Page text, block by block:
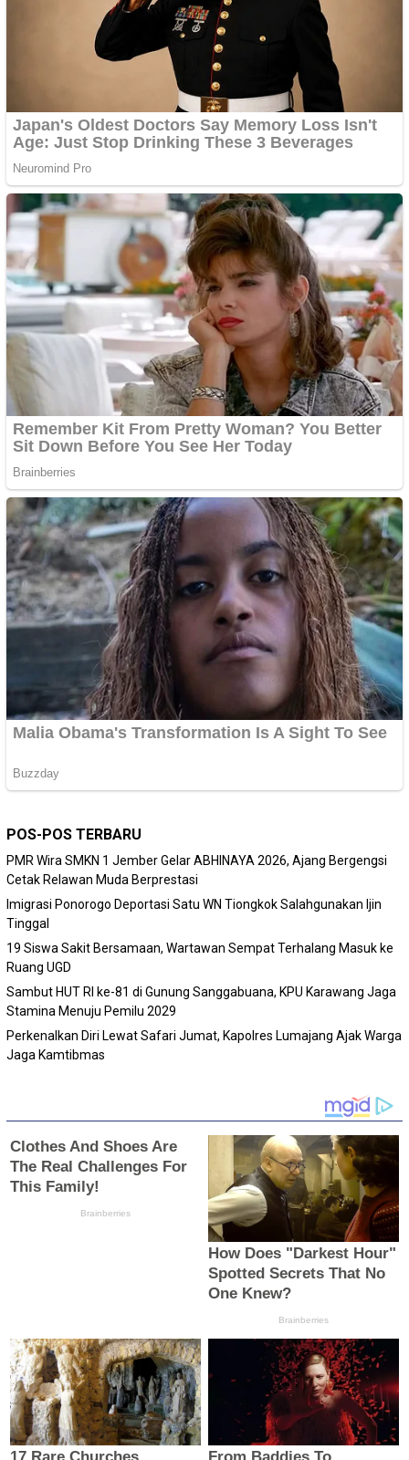
POS-POS TERBARU
PMR Wira SMKN 1 Jember Gelar ABHINAYA 2026, Ajang Bergengsi
Cetak Relawan Muda Berprestasi
Imigrasi Ponorogo Deportasi Satu WN Tiongkok Salahgunakan Ijin
Tinggal
19 Siswa Sakit Bersamaan, Wartawan Sempat Terhalang Masuk ke
Ruang UGD
Sambut HUT RI ke-81 di Gunung Sanggabuana, KPU Karawang Jaga
Stamina Menuju Pemilu 2029
Perkenalkan Diri Lewat Safari Jumat, Kapolres Lumajang Ajak Warga
Jaga Kamtibmas